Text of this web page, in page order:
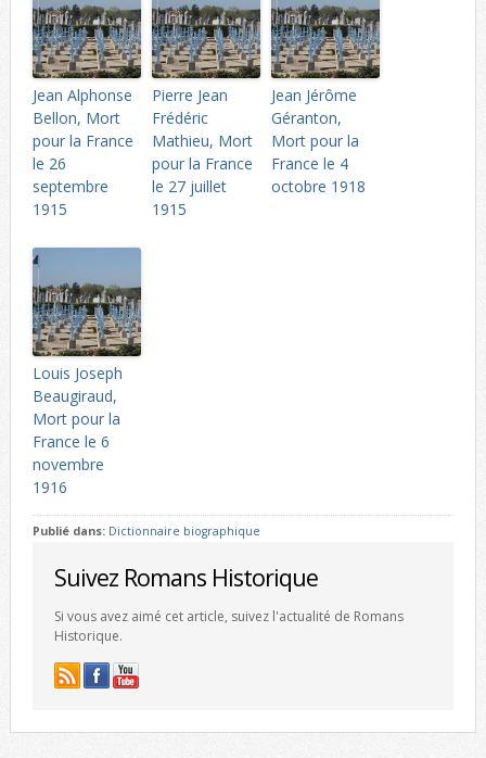
Jean Alphonse
Bellon, Mort
pour la France
le 26
septembre
1915
Pierre Jean
Frédéric
Mathieu, Mort
pour la France
le 27 juillet
1915
Jean Jérôme
Géranton,
Mort pour la
France le 4
octobre 1918
Louis Joseph
Beaugiraud,
Mort pour la
France le 6
novembre
1916
Publié dans: Dictionnaire biographique
Suivez Romans Historique
Si vous avez aimé cet article, suivez l'actualité de Romans
Historique.